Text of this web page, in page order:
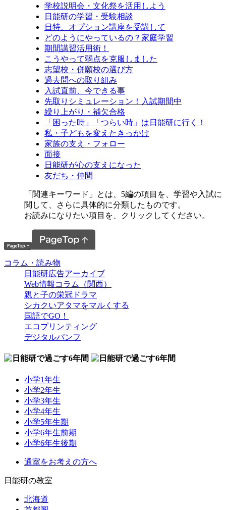
学校説明会・文化祭を活用しよう
日能研の学習・受験相談
日特、オプション講座を受講して
どのようにやっているの？家庭学習
期間講習活用術！
こうやって弱点を克服しました
志望校・併願校の選び方
過去問への取り組み
入試直前、今できる事
先取りシミュレーション！入試期間中
繰り上がり・補欠合格
「困った時」「つらい時」は日能研に行く！
私・子どもを変えたきっかけ
家族の支え・フォロー
面接
日能研が心の支えになった
友だち・仲間
「関連キーワード」とは、5編の項目を、学習や入試に
関して、さらに具体的に分類したものです。
お読みになりたい項目を、クリックしてください。
コラム・読み物
日能研広告アーカイブ
Web情報コラム（関西）
親と子の栄冠ドラマ
シカクいアタマをマルくする
国語でGO！
エコプリンティング
デジタルパンフ
小学1年生
小学2年生
小学3年生
小学4年生
小学5年生期
小学6年生前期
小学6年生後期
通室をお考えの方へ
日能研の教室
北海道